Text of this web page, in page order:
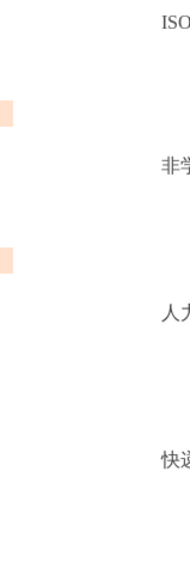
非
人
快